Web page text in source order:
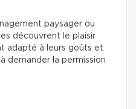
paysager ou
découvrent le plaisir
adapté à leurs goûts et
demander la permission